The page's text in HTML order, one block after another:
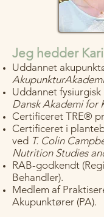
Jeg hedder
Uddannet
Uddannet fysiurgisk
Dansk Akademi for
Certificeret TRE®
Certificeret i
ved T. Colin
Nutrition Studies
RAB-godkendt
Behandler).
Medlem af
Akupunktører (PA).